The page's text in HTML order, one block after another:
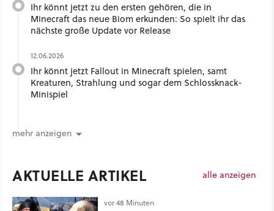
Ihr könnt jetzt zu den ersten gehören, die in
Minecraft das neue Biom erkunden: So spielt ihr das
nächste große Update vor Release
12.06.2026
Ihr könnt jetzt Fallout in Minecraft spielen, samt
Kreaturen, Strahlung und sogar dem Schlossknack-
Minispiel
mehr anzeigen
AKTUELLE ARTIKEL alle anzeigen
vor 48 Minuten